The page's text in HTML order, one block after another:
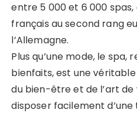
entre 5 000 et 6 000
français au second rang
l’Allemagne.
Plus qu’une mode, le spa,
bienfaits, est une
du bien-être et de l’art
disposer facilement